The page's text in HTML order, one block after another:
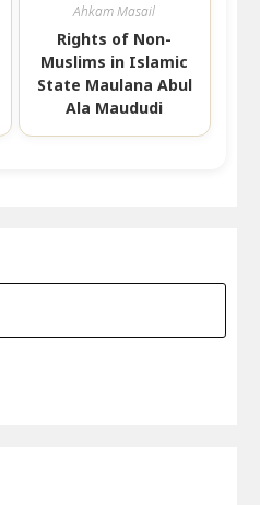
Ahkam Masail
Rights of Non-
Muslims in Islamic
State Maulana Abul
Ala Maududi